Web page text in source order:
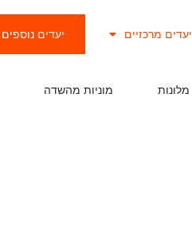
יעדים מרכזיים יעדים נוספים
מלונות מוניות מהשדה